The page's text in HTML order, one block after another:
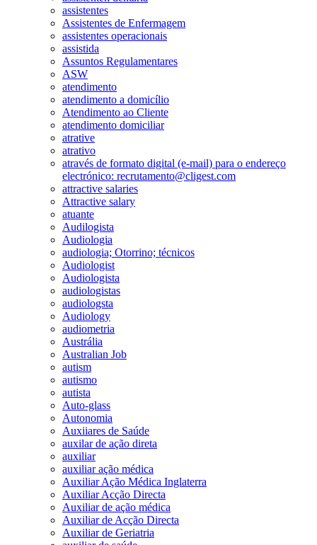
assistentes
Assistentes de Enfermagem
assistentes operacionais
assistida
Assuntos Regulamentares
ASW
atendimento
atendimento a domicílio
Atendimento ao Cliente
atendimento domiciliar
atrative
atrativo
através de formato digital (e-mail) para o endereço
electrónico: recrutamento@cligest.com
attractive salaries
Attractive salary
atuante
Audilogista
Audiologia
audiologia; Otorrino; técnicos
Audiologist
Audiologista
audiologistas
audiologsta
Audiology
audiometria
Austrália
Australian Job
autism
autismo
autista
Auto-glass
Autonomia
Auxiiares de Saúde
auxilar de ação direta
auxiliar
auxiliar ação médica
Auxiliar Ação Médica Inglaterra
Auxiliar Acção Directa
Auxiliar de ação médica
Auxiliar de Acção Directa
Auxiliar de Geriatria